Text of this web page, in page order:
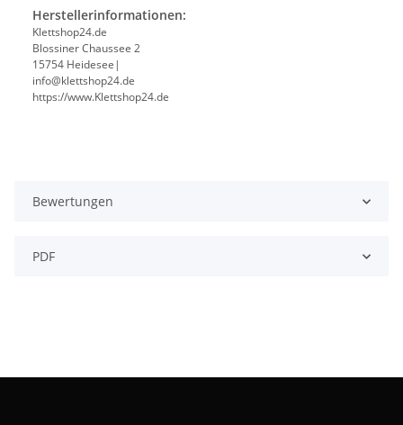
Herstellerinformationen:
Klettshop24.de
Blossiner Chaussee 2
15754 Heidesee|
info@klettshop24.de
https://www.Klettshop24.de
Bewertungen
PDF